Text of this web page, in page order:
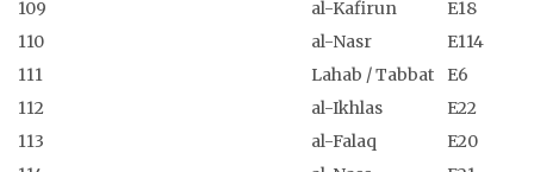
109 al-Kafirun
E18
110
al-Nasr
E114
111
Lahab / Tabbat
E6
112
al-Ikhlas
E22
113
al-Falaq
E20